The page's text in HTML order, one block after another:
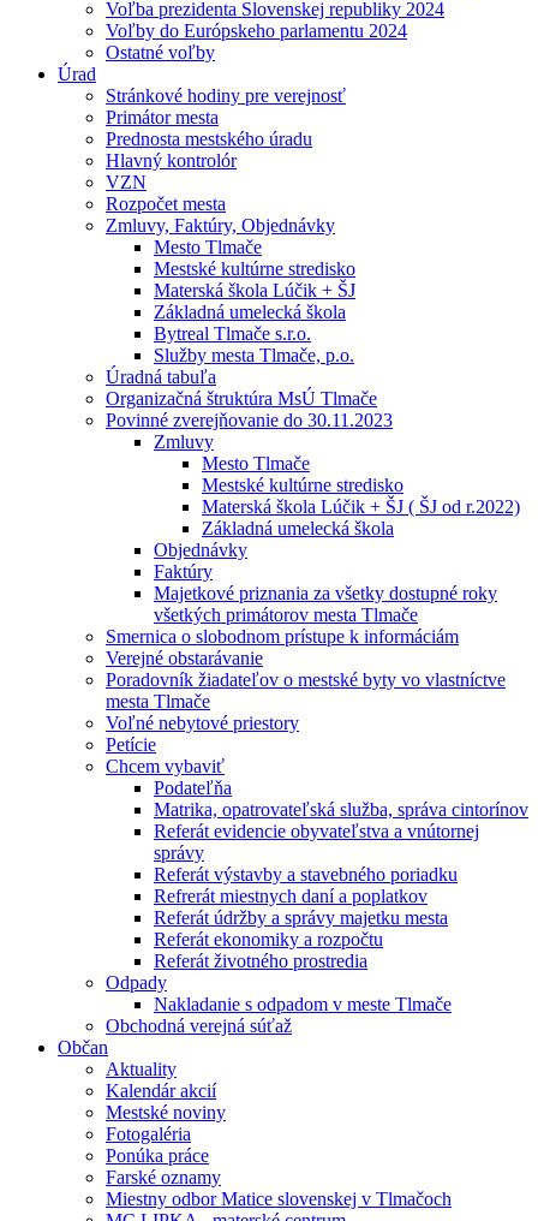
Voľba prezidenta Slovenskej republiky 2024
Voľby do Európskeho parlamentu 2024
Ostatné voľby
Úrad
Stránkové hodiny pre verejnosť
Primátor mesta
Prednosta mestského úradu
Hlavný kontrolór
VZN
Rozpočet mesta
Zmluvy, Faktúry, Objednávky
Mesto Tlmače
Mestské kultúrne stredisko
Materská škola Lúčik + ŠJ
Základná umelecká škola
Bytreal Tlmače s.r.o.
Služby mesta Tlmače, p.o.
Úradná tabuľa
Organizačná štruktúra MsÚ Tlmače
Povinné zverejňovanie do 30.11.2023
Zmluvy
Mesto Tlmače
Mestské kultúrne stredisko
Materská škola Lúčik + ŠJ ( ŠJ od r.2022)
Základná umelecká škola
Objednávky
Faktúry
Majetkové priznania za všetky dostupné roky
všetkých primátorov mesta Tlmače
Smernica o slobodnom prístupe k informáciám
Verejné obstarávanie
Poradovník žiadateľov o mestské byty vo vlastníctve
mesta Tlmače
Voľné nebytové priestory
Petície
Chcem vybaviť
Podateľňa
Matrika, opatrovateľská služba, správa cintorínov
Referát evidencie obyvateľstva a vnútornej
správy
Referát výstavby a stavebného poriadku
Refrerát miestnych daní a poplatkov
Referát údržby a správy majetku mesta
Referát ekonomiky a rozpočtu
Referát životného prostredia
Odpady
Nakladanie s odpadom v meste Tlmače
Obchodná verejná súťaž
Občan
Aktuality
Kalendár akcií
Mestské noviny
Fotogaléria
Ponúka práce
Farské oznamy
Miestny odbor Matice slovenskej v Tlmačoch